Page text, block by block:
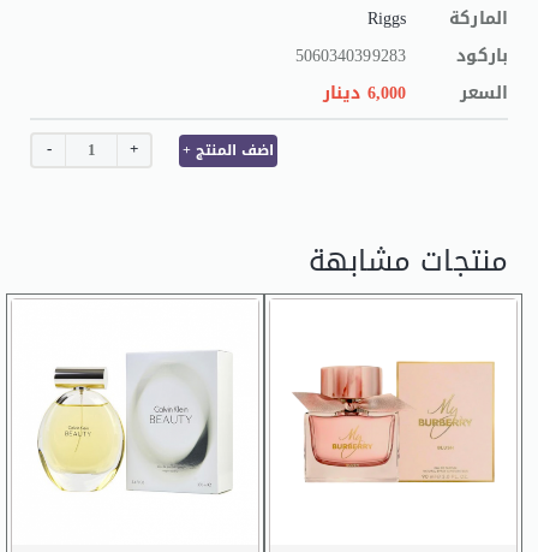
الماركة
Riggs
باركود
5060340399283
السعر
6,000 دينار
- + + اضف المنتج
منتجات مشابهة